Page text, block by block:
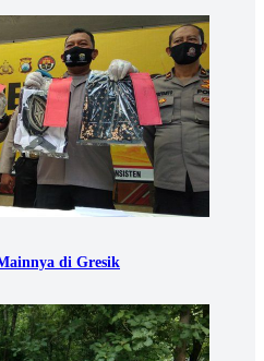
di Gresik